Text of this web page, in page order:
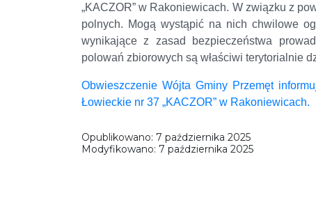
„KACZOR” w Rakoniewicach. W związku z
polnych. Mogą wystąpić na nich chwilowe
wynikające z zasad bezpieczeństwa
polowań zbiorowych są właściwi terytorialnie
Obwieszczenie Wójta Gminy Przemęt
Łowieckie nr 37 „KACZOR” w Rakoniewicach.
Opublikowano: 7 października 2025
Modyfikowano: 7 października 2025